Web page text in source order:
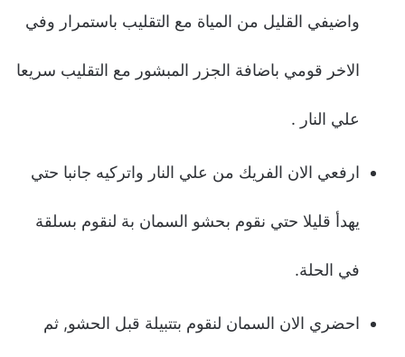
واضيفي القليل من المياة مع التقليب باستمرار وفي
الاخر قومي باضافة الجزر المبشور مع التقليب سريعا
علي النار .
ارفعي الان الفريك من علي النار واتركيه جانبا حتي
يهدأ قليلا حتي نقوم بحشو السمان بة لنقوم بسلقة
في الحلة.
احضري الان السمان لنقوم بتتبيلة قبل الحشو, ثم